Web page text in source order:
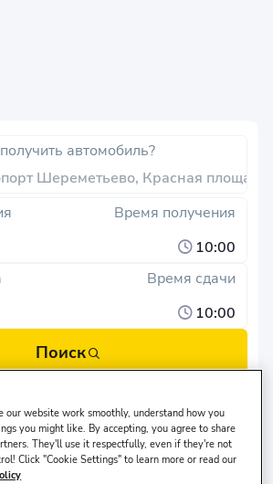
автомобиль?
Время получения
10:00
Время сдачи
10:00
Поиск
вСоединенные Штатыи ему
our website work smoothly, understand how you
you might like. By accepting, you agree to share
They'll use it respectfully, even if they're not
Click "Cookie Settings" to learn more or read our